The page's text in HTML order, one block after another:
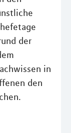
der
in
den